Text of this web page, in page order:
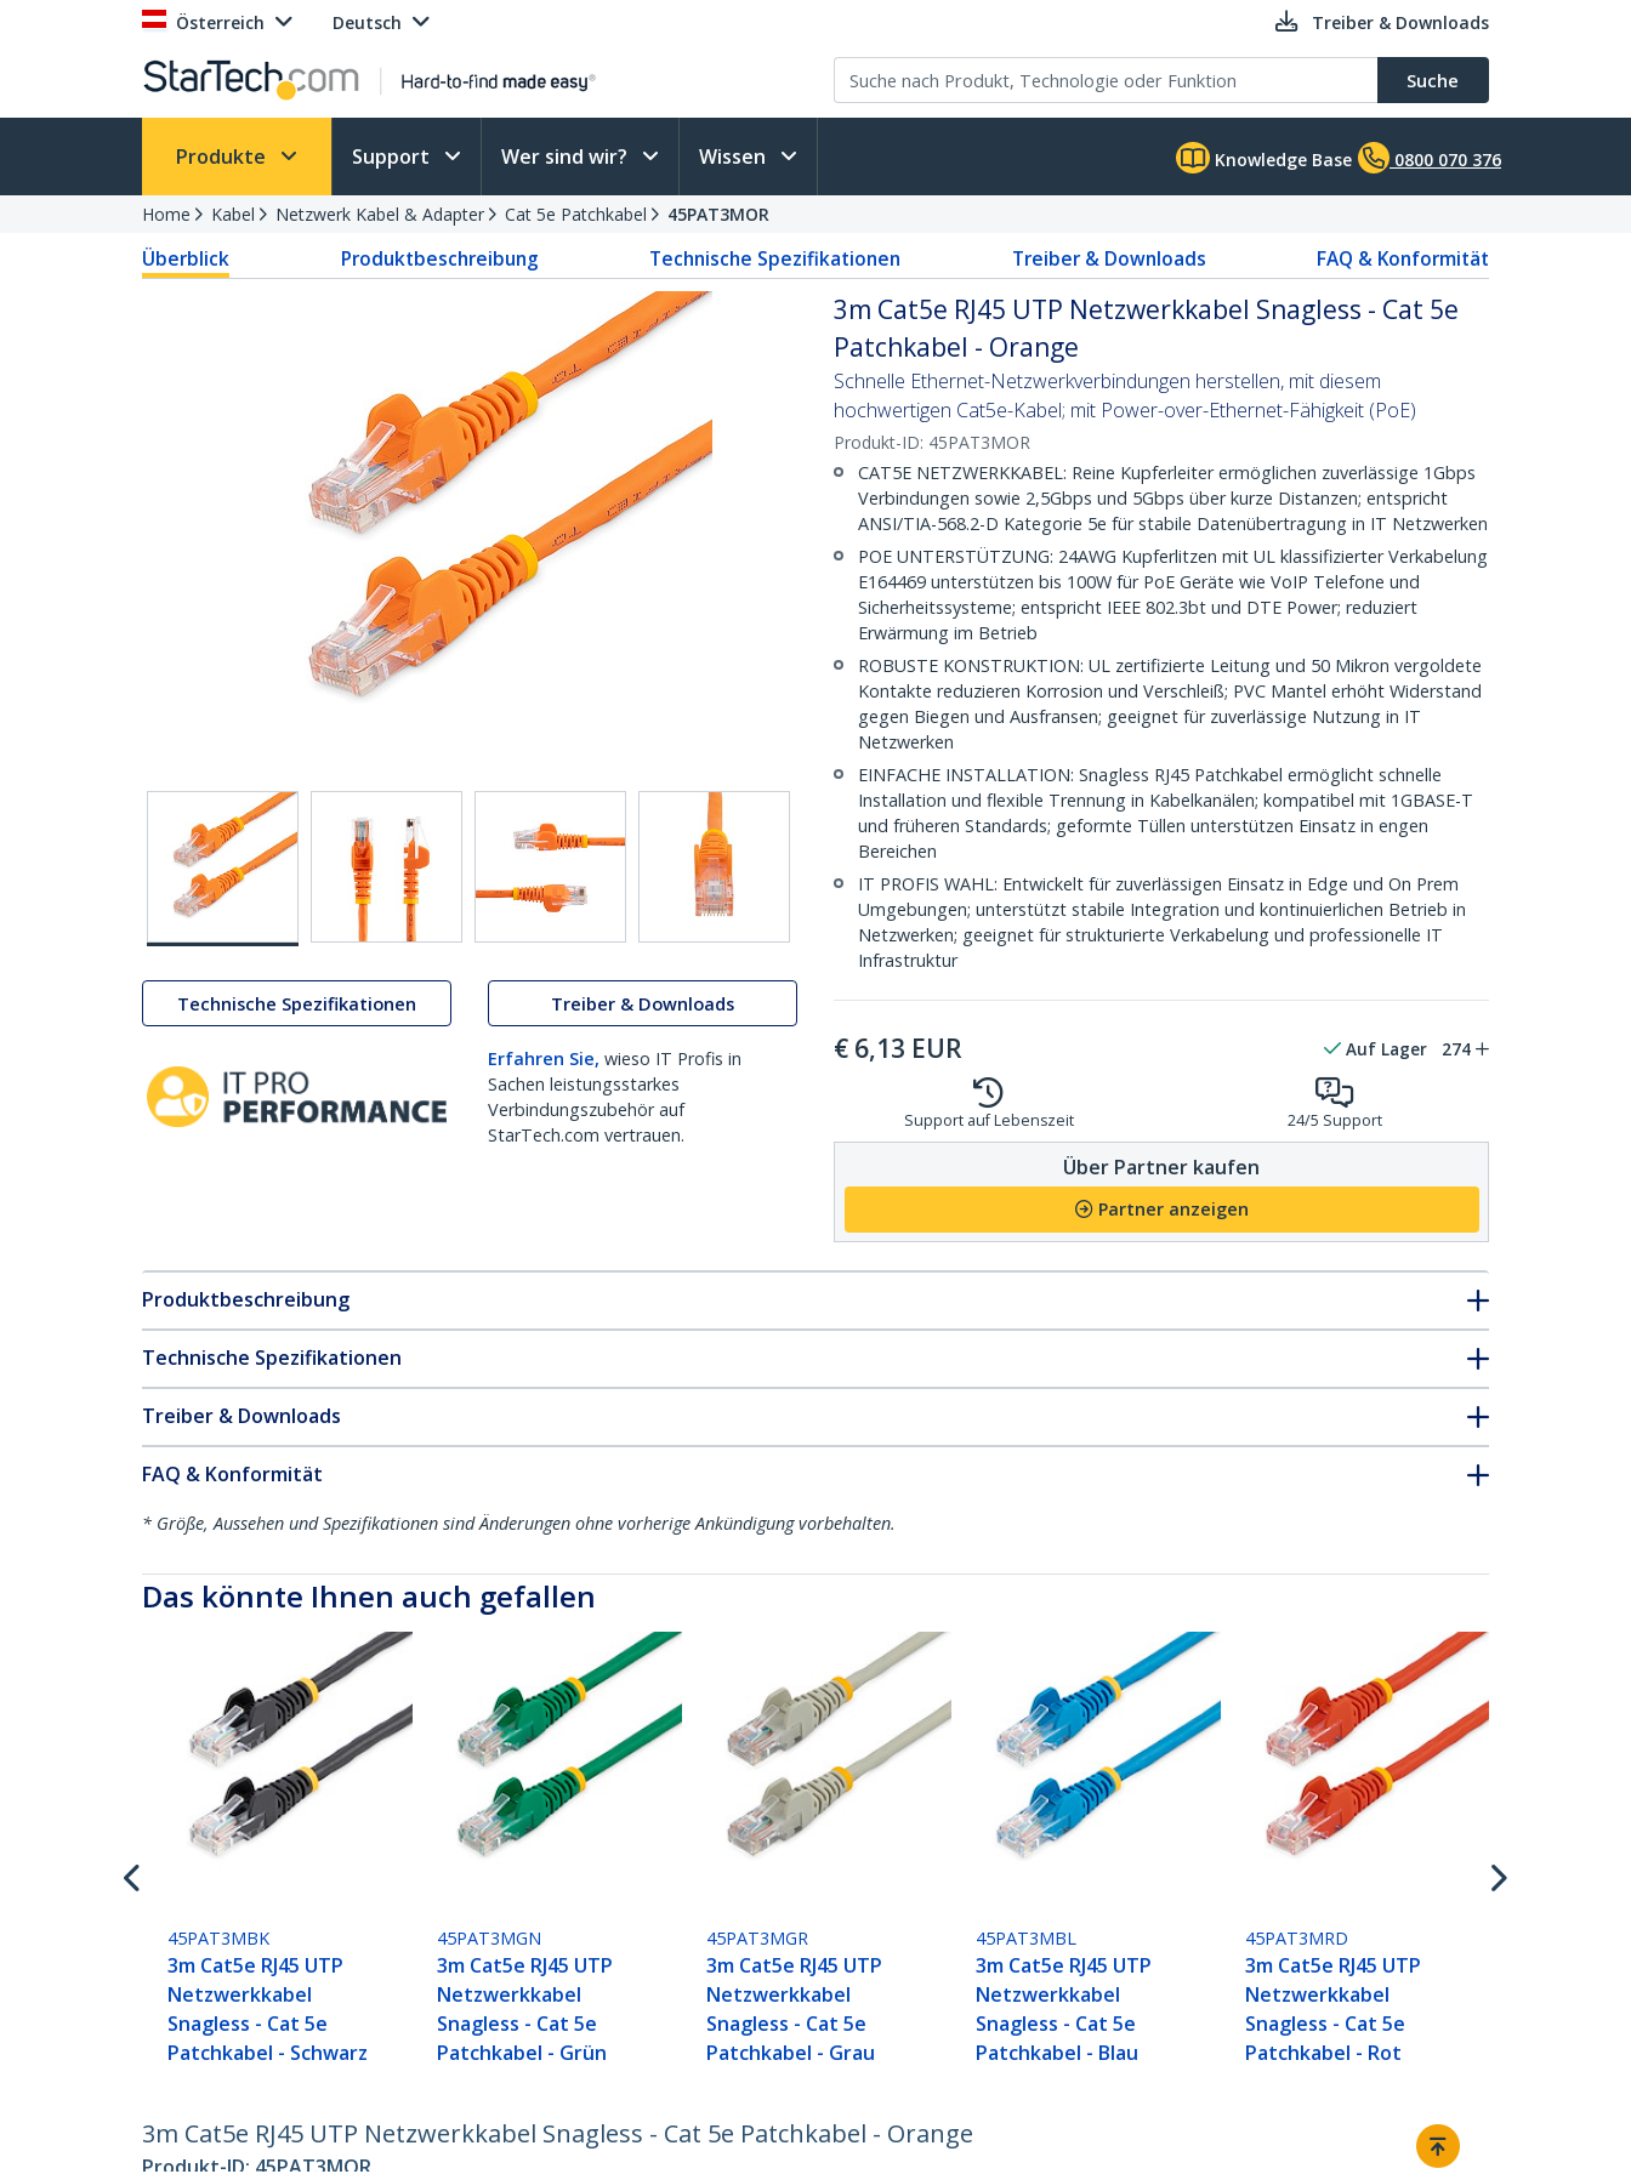
Österreich Deutsch Treiber & Downloads
Suche
Produkte Support Wer sind wir? Wissen Knowledge Base 0800 070 376
Home Kabel Netzwerk Kabel & Adapter Cat 5e Patchkabel 45PAT3MOR
Überblick Produktbeschreibung Technische Spezifikationen Treiber & Downloads FAQ & Konformität
Technische Spezifikationen Treiber & Downloads
Erfahren Sie, wieso IT Profis in
Sachen leistungsstarkes
Verbindungszubehör auf
StarTech.com vertrauen.
3m Cat5e RJ45 UTP Netzwerkkabel Snagless - Cat 5e
Patchkabel - Orange
Schnelle Ethernet-Netzwerkverbindungen herstellen, mit diesem
hochwertigen Cat5e-Kabel; mit Power-over-Ethernet-Fähigkeit (PoE)
Produkt-ID: 45PAT3MOR
CAT5E NETZWERKKABEL: Reine Kupferleiter ermöglichen zuverlässige 1Gbps
Verbindungen sowie 2,5Gbps und 5Gbps über kurze Distanzen; entspricht
ANSI/TIA-568.2-D Kategorie 5e für stabile Datenübertragung in IT Netzwerken
POE UNTERSTÜTZUNG: 24AWG Kupferlitzen mit UL klassifizierter Verkabelung
E164469 unterstützen bis 100W für PoE Geräte wie VoIP Telefone und
Sicherheitssysteme; entspricht IEEE 802.3bt und DTE Power; reduziert
Erwärmung im Betrieb
ROBUSTE KONSTRUKTION: UL zertifizierte Leitung und 50 Mikron vergoldete
Kontakte reduzieren Korrosion und Verschleiß; PVC Mantel erhöht Widerstand
gegen Biegen und Ausfransen; geeignet für zuverlässige Nutzung in IT
Netzwerken
EINFACHE INSTALLATION: Snagless RJ45 Patchkabel ermöglicht schnelle
Installation und flexible Trennung in Kabelkanälen; kompatibel mit 1GBASE-T
und früheren Standards; geformte Tüllen unterstützen Einsatz in engen
Bereichen
IT PROFIS WAHL: Entwickelt für zuverlässigen Einsatz in Edge und On Prem
Umgebungen; unterstützt stabile Integration und kontinuierlichen Betrieb in
Netzwerken; geeignet für strukturierte Verkabelung und professionelle IT
Infrastruktur
€ 6,13 EUR Auf Lager 274
Support auf Lebenszeit 24/5 Support
Über Partner kaufen
Partner anzeigen
Produktbeschreibung
Technische Spezifikationen
Treiber & Downloads
FAQ & Konformität
* Größe, Aussehen und Spezifikationen sind Änderungen ohne vorherige Ankündigung vorbehalten.
Das könnte Ihnen auch gefallen
45PAT3MBK
3m Cat5e RJ45 UTP
Netzwerkkabel
Snagless - Cat 5e
Patchkabel - Schwarz
45PAT3MGN
3m Cat5e RJ45 UTP
Netzwerkkabel
Snagless - Cat 5e
Patchkabel - Grün
45PAT3MGR
3m Cat5e RJ45 UTP
Netzwerkkabel
Snagless - Cat 5e
Patchkabel - Grau
45PAT3MBL
3m Cat5e RJ45 UTP
Netzwerkkabel
Snagless - Cat 5e
Patchkabel - Blau
45PAT3MRD
3m Cat5e RJ45 UTP
Netzwerkkabel
Snagless - Cat 5e
Patchkabel - Rot
3m Cat5e RJ45 UTP Netzwerkkabel Snagless - Cat 5e Patchkabel - Orange
Produkt-ID: 45PAT3MOR